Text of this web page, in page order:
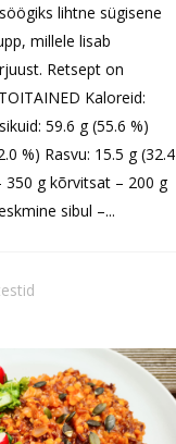
lihtne sügisene
millele lisab
Retsept on
Kaloreid:
59.6 g (55.6 %)
%) Rasvu: 15.5 g (32.4
g kõrvitsat – 200 g
sibul –...